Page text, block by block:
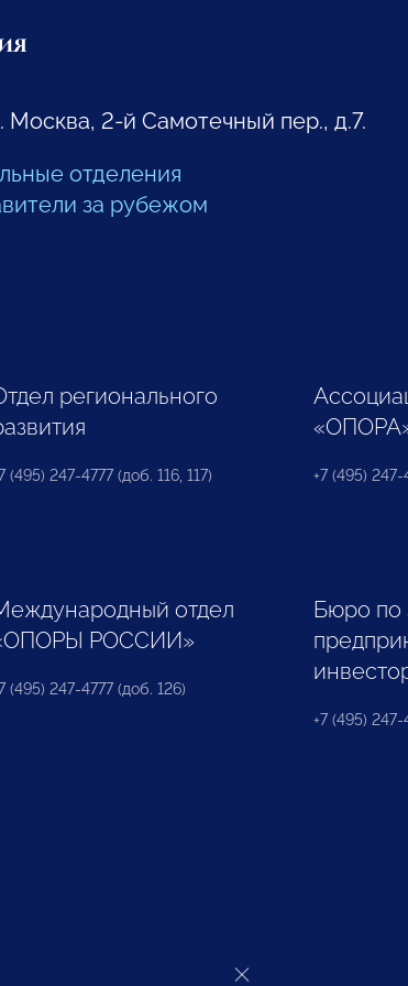
Москва, 2-й Самотечный пер., д.7.
отделения
за рубежом
регионального
(495) 247-4777 (доб. 116, 117) +7 (495) 247-
отдел
РОССИИ»
(495) 247-4777 (доб. 126)
Бюро по
+7 (495) 247-